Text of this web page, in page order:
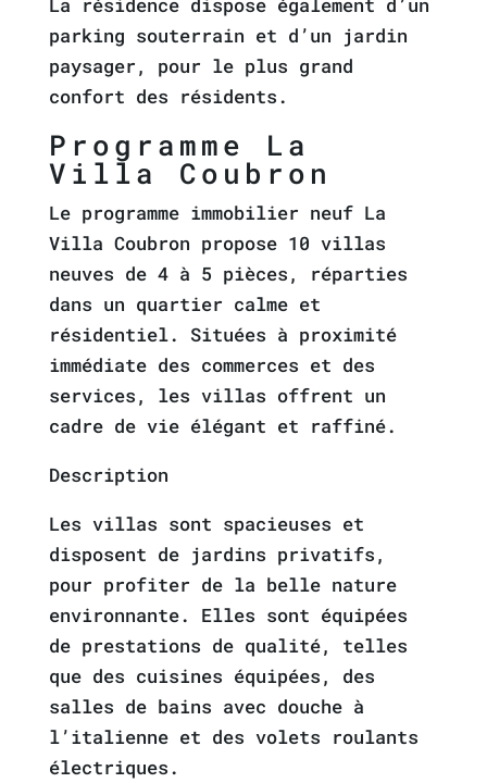
parking souterrain et d’un jardin
paysager, pour le plus grand
confort des résidents.
Programme La
Villa Coubron
Le programme immobilier neuf La
Villa Coubron propose 10 villas
neuves de 4 à 5 pièces, réparties
dans un quartier calme et
résidentiel. Situées à proximité
immédiate des commerces et des
services, les villas offrent un
cadre de vie élégant et raffiné.
Description
Les villas sont spacieuses et
disposent de jardins privatifs,
pour profiter de la belle nature
environnante. Elles sont équipées
de prestations de qualité, telles
que des cuisines équipées, des
salles de bains avec douche à
l’italienne et des volets roulants
électriques.